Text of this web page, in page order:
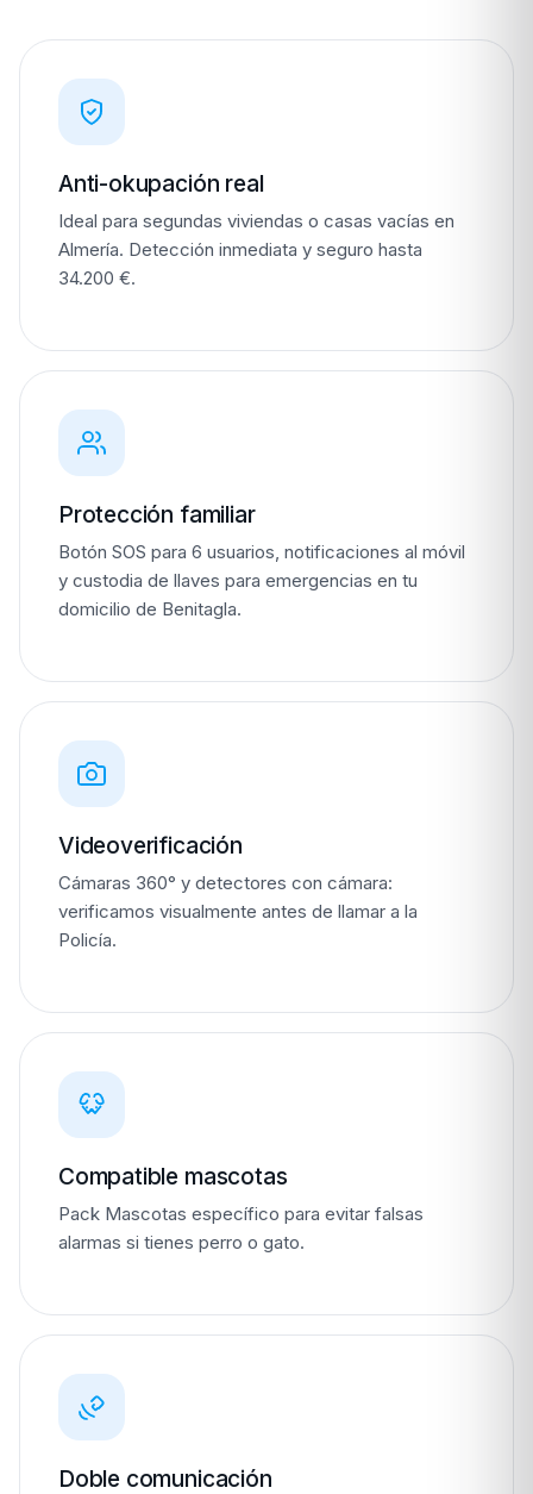
Anti-okupación real
Ideal para segundas viviendas o casas vacías en
Almería. Detección inmediata y seguro hasta
34.200 €.
Protección familiar
Botón SOS para 6 usuarios, notificaciones al móvil
y custodia de llaves para emergencias en tu
domicilio de Benitagla.
Videoverificación
Cámaras 360° y detectores con cámara:
verificamos visualmente antes de llamar a la
Policía.
Compatible mascotas
Pack Mascotas específico para evitar falsas
alarmas si tienes perro o gato.
Doble comunicación